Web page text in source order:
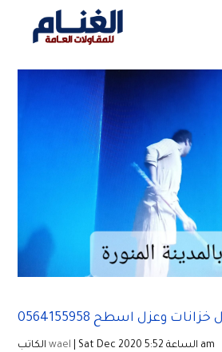
وعزل اسطح 0564155958
wael | Sat Dec 2020 الساعة 5:52 am